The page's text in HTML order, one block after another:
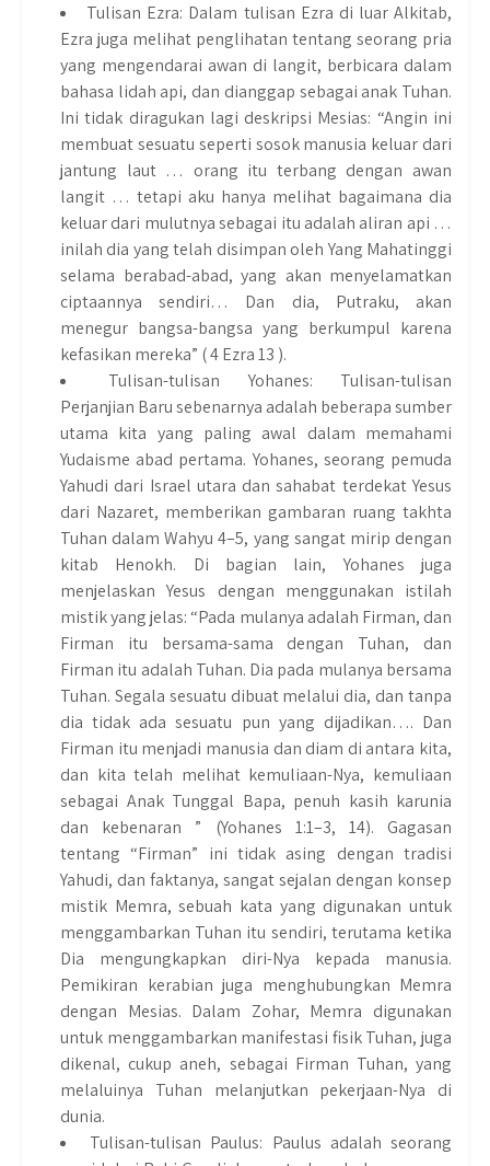
Tulisan Ezra: Dalam tulisan Ezra di luar Alkitab,
Ezra juga melihat penglihatan tentang seorang pria
yang mengendarai awan di langit, berbicara dalam
bahasa lidah api, dan dianggap sebagai anak Tuhan.
Ini tidak diragukan lagi deskripsi Mesias: “Angin ini
membuat sesuatu seperti sosok manusia keluar dari
jantung laut … orang itu terbang dengan awan
langit … tetapi aku hanya melihat bagaimana dia
keluar dari mulutnya sebagai itu adalah aliran api …
inilah dia yang telah disimpan oleh Yang Mahatinggi
selama berabad-abad, yang akan menyelamatkan
ciptaannya sendiri… Dan dia, Putraku, akan
menegur bangsa-bangsa yang berkumpul karena
kefasikan mereka” ( 4 Ezra 13 ).
Tulisan-tulisan Yohanes: Tulisan-tulisan
Perjanjian Baru sebenarnya adalah beberapa sumber
utama kita yang paling awal dalam memahami
Yudaisme abad pertama. Yohanes, seorang pemuda
Yahudi dari Israel utara dan sahabat terdekat Yesus
dari Nazaret, memberikan gambaran ruang takhta
Tuhan dalam Wahyu 4–5, yang sangat mirip dengan
kitab Henokh. Di bagian lain, Yohanes juga
menjelaskan Yesus dengan menggunakan istilah
mistik yang jelas: “Pada mulanya adalah Firman, dan
Firman itu bersama-sama dengan Tuhan, dan
Firman itu adalah Tuhan. Dia pada mulanya bersama
Tuhan. Segala sesuatu dibuat melalui dia, dan tanpa
dia tidak ada sesuatu pun yang dijadikan…. Dan
Firman itu menjadi manusia dan diam di antara kita,
dan kita telah melihat kemuliaan-Nya, kemuliaan
sebagai Anak Tunggal Bapa, penuh kasih karunia
dan kebenaran ” (Yohanes 1:1–3, 14). Gagasan
tentang “Firman” ini tidak asing dengan tradisi
Yahudi, dan faktanya, sangat sejalan dengan konsep
mistik Memra, sebuah kata yang digunakan untuk
menggambarkan Tuhan itu sendiri, terutama ketika
Dia mengungkapkan diri-Nya kepada manusia.
Pemikiran kerabian juga menghubungkan Memra
dengan Mesias. Dalam Zohar, Memra digunakan
untuk menggambarkan manifestasi fisik Tuhan, juga
dikenal, cukup aneh, sebagai Firman Tuhan, yang
melaluinya Tuhan melanjutkan pekerjaan-Nya di
dunia.
Tulisan-tulisan Paulus: Paulus adalah seorang